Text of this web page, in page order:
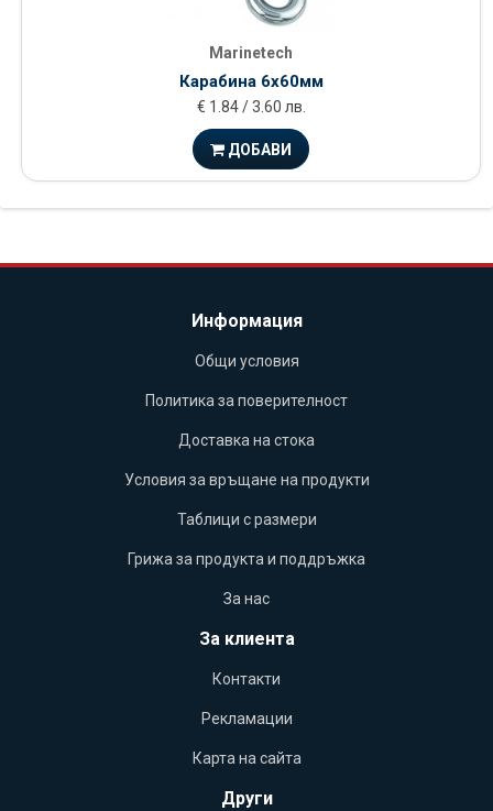
Marinetech
Карабина 6x60мм
€ 1.84 / 3.60 лв.
ДОБАВИ
Информация
Общи условия
Политика за поверителност
Доставка на стока
Условия за връщане на продукти
Таблици с размери
Грижа за продукта и поддръжка
За нас
За клиента
Контакти
Рекламации
Карта на сайта
Други